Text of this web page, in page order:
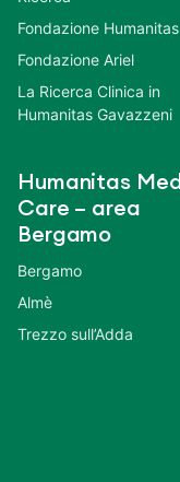
Fondazione Humanitas
Fondazione Ariel
La Ricerca Clinica in
Humanitas Gavazzeni
Humanitas
Care – area
Bergamo
Bergamo
Almè
Trezzo sull’Adda